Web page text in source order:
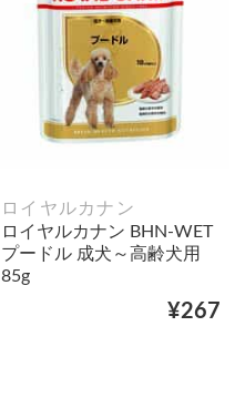
ロイヤルカナン
ロイヤルカナン BHN-WET
プードル 成犬～高齢犬用
85g
¥267